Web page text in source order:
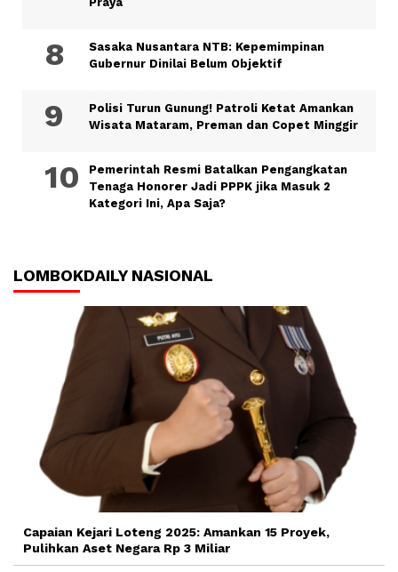
Sasaka Nusantara NTB: Kepemimpinan
Gubernur Dinilai Belum Objektif
Polisi Turun Gunung! Patroli Ketat Amankan
Wisata Mataram, Preman dan Copet Minggir
Pemerintah Resmi Batalkan Pengangkatan
Tenaga Honorer Jadi PPPK jika Masuk 2
Kategori Ini, Apa Saja?
LOMBOKDAILY NASIONAL
Capaian Kejari Loteng 2025: Amankan 15 Proyek,
Pulihkan Aset Negara Rp 3 Miliar